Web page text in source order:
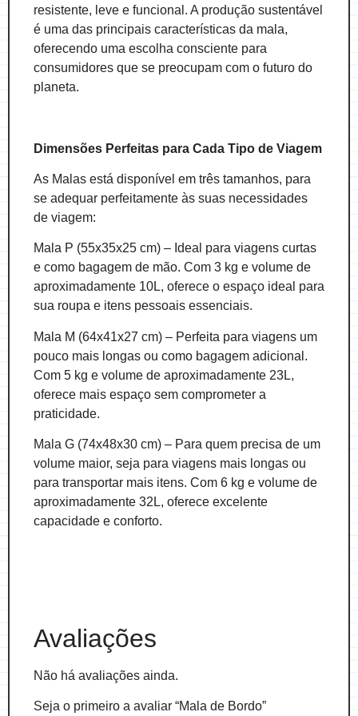
resistente, leve e funcional. A produção sustentável
é uma das principais características da mala,
oferecendo uma escolha consciente para
consumidores que se preocupam com o futuro do
planeta.
Dimensões Perfeitas para Cada Tipo de Viagem
As Malas está disponível em três tamanhos, para
se adequar perfeitamente às suas necessidades
de viagem:
Mala P (55x35x25 cm) – Ideal para viagens curtas
e como bagagem de mão. Com 3 kg e volume de
aproximadamente 10L, oferece o espaço ideal para
sua roupa e itens pessoais essenciais.
Mala M (64x41x27 cm) – Perfeita para viagens um
pouco mais longas ou como bagagem adicional.
Com 5 kg e volume de aproximadamente 23L,
oferece mais espaço sem comprometer a
praticidade.
Mala G (74x48x30 cm) – Para quem precisa de um
volume maior, seja para viagens mais longas ou
para transportar mais itens. Com 6 kg e volume de
aproximadamente 32L, oferece excelente
capacidade e conforto.
Avaliações
Não há avaliações ainda.
Seja o primeiro a avaliar “Mala de Bordo”